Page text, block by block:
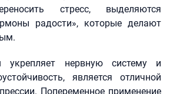
стресс, выделяются
радости», которые делают
укрепляет нервную систему и
является отличной
Попеременное применение